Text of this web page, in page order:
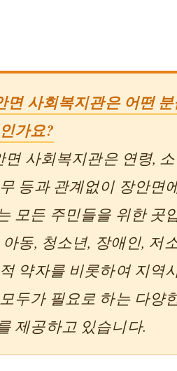
면 사회복지관은 어떤
가요?
면 사회복지관은 연령,
등과 관계없이 장안면
모든 주민들을 위한 곳
아동, 청소년, 장애인, 저
약자를 비롯하여 지역
두가 필요로 하는 다양
제공하고 있습니다.